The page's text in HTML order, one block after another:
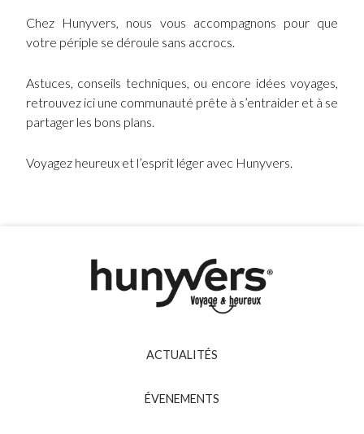
Chez Hunyvers, nous vous accompagnons pour que
votre périple se déroule sans accrocs.
Astuces, conseils techniques, ou encore idées voyages,
retrouvez ici une communauté prête à s’entraider et à se
partager les bons plans.
Voyagez heureux et l’esprit léger avec Hunyvers.
ACTUALITÉS
ÉVENEMENTS